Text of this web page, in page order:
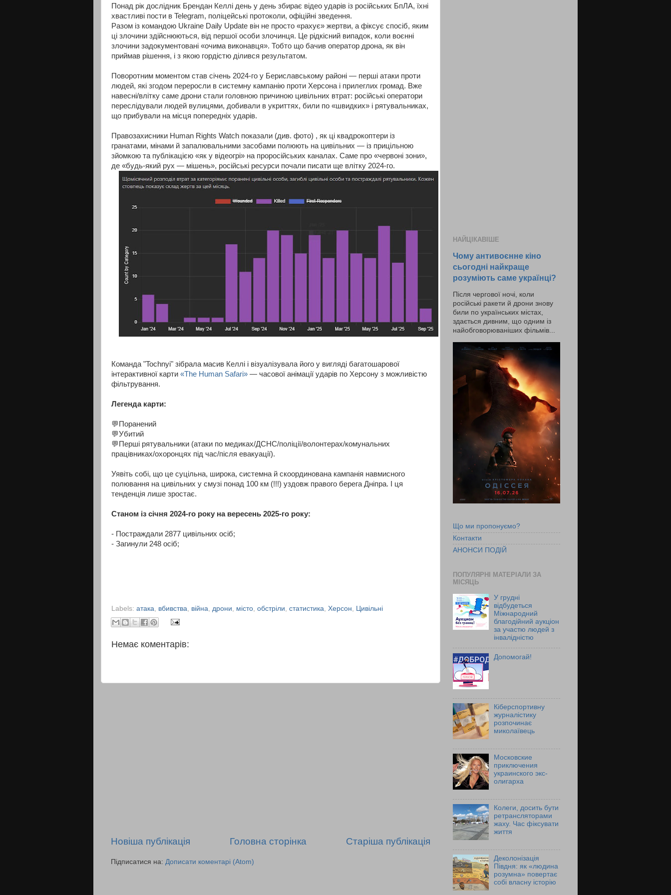
Понад рік дослідник Брендан Келлі день у день збирає відео ударів із російських БпЛА, їхні
хвастливі пости в Telegram, поліцейські протоколи, офіційні зведення.
Разом із командою Ukraine Daily Update він не просто «рахує» жертви, а фіксує спосіб, яким
ці злочини здійснюються, від першої особи злочинця. Це рідкісний випадок, коли воєнні
злочини задокументовані «очима виконавця». Тобто що бачив оператор дрона, як він
приймав рішення, і з якою гордістю ділився результатом.
Поворотним моментом став січень 2024-го у Бериславському районі — перші атаки проти
людей, які згодом переросли в системну кампанію проти Херсона і прилеглих громад. Вже
навесні/влітку саме дрони стали головною причиною цивільних втрат: російські оператори
переслідували людей вулицями, добивали в укриттях, били по «швидких» і рятувальниках,
що прибували на місця попередніх ударів.
Правозахисники Human Rights Watch показали (див. фото) , як ці квадрокоптери із
гранатами, мінами й запалювальними засобами полюють на цивільних — із прицільною
зйомкою та публікацією «як у відеогрі» на проросійських каналах. Саме про «червоні зони»,
де «будь-який рух — мішень», російські ресурси почали писати ще влітку 2024-го.
Команда "Tochnyi" зібрала масив Келлі і візуалізувала його у вигляді багатошарової
інтерактивної карти «The Human Safari» — часової анімації ударів по Херсону з можливістю
фільтрування.
Легенда карти:
💬Поранений
💬Убитий
💬Перші рятувальники (атаки по медиках/ДСНС/поліції/волонтерах/комунальних
працівниках/охоронцях під час/після евакуації).
Уявіть собі, що це суцільна, широка, системна й скоординована кампанія навмисного
полювання на цивільних у смузі понад 100 км (!!!) уздовж правого берега Дніпра. І ця
тенденція лише зростає.
Станом із січня 2024-го року на вересень 2025-го року:
- Постраждали 2877 цивільних осіб;
- Загинули 248 осіб;
Labels: атака вбивства війна дрони місто обстріли статистика Херсон Цивільні
Немає коментарів:
Новіша публікація Старіша публікація
Головна сторінка
Підписатися на: Дописати коментарі (Atom)
НАЙЦІКАВІШЕ
Чому антивоєнне кіно
сьогодні найкраще
розуміють саме українці?
Після чергової ночі, коли
російські ракети й дрони знову
били по українських містах,
здається дивним, що одним із
найобговорюваніших фільмів...
Що ми пропонуємо?
Контакти
АНОНСИ ПОДІЙ
ПОПУЛЯРНІ МАТЕРІАЛИ ЗА
МІСЯЦЬ
У грудні
відбудеться
Міжнародний
благодійний аукціон
за участю людей з
інвалідністю
Допомогай!
Кіберспортивну
журналістику
розпочинає
миколаївець
Московские
приключения
украинского экс-
олигарха
Колеги, досить бути
ретрансляторами
жаху. Час фіксувати
життя
Деколонізація
Півдня: як «людина
розумна» повертає
собі власну історію